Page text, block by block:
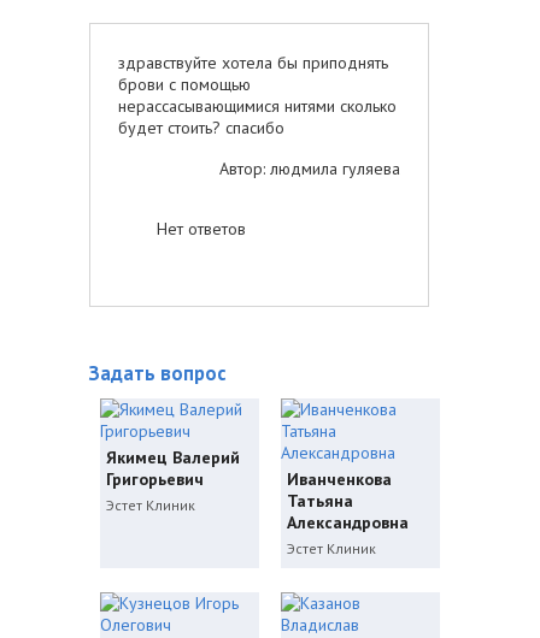
здравствуйте хотела бы приподнять
брови с помощью
нерассасывающимися нитями сколько
будет стоить? спасибо
Автор: людмила гуляева
Нет ответов
Задать вопрос
Якимец Валерий
Григорьевич
Эстет Клиник
Иванченкова
Татьяна
Александровна
Эстет Клиник